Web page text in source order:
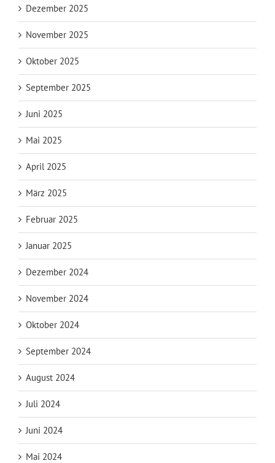
Dezember 2025
November 2025
Oktober 2025
September 2025
Juni 2025
Mai 2025
April 2025
März 2025
Februar 2025
Januar 2025
Dezember 2024
November 2024
Oktober 2024
September 2024
August 2024
Juli 2024
Juni 2024
Mai 2024